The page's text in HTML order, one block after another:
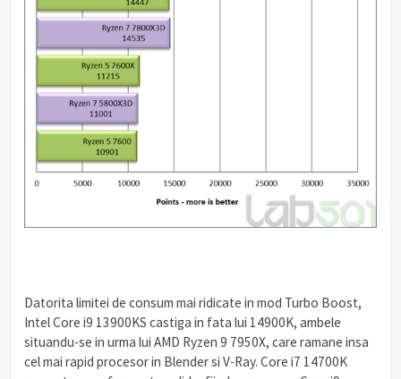
Datorita limitei de consum mai ridicate in mod Turbo Boost,
Intel Core i9 13900KS castiga in fata lui 14900K, ambele
situandu-se in urma lui AMD Ryzen 9 7950X, care ramane insa
cel mai rapid procesor in Blender si V-Ray. Core i7 14700K